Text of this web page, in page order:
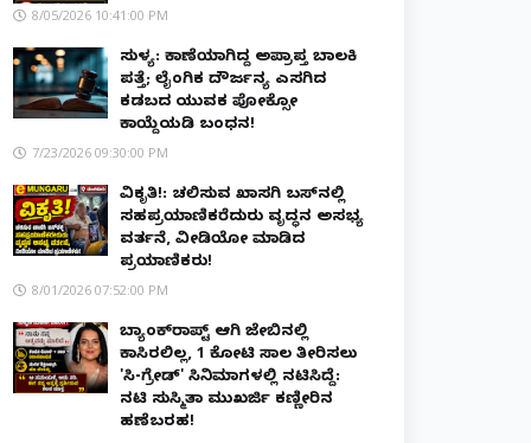
8/05/2026 10:41:00 PM
ಸುಳ್ಯ: ಕಾಣೆಯಾಗಿದ್ದ ಅಪ್ರಾಪ್ತ ಬಾಲಕಿ
ಪತ್ತೆ; ಲೈಂಗಿಕ ದೌರ್ಜನ್ಯ ಎಸಗಿದ
ಕಡಬದ ಯುವಕ ಪೋಕ್ಸೋ
ಕಾಯ್ದೆಯಡಿ ಬಂಧನ!
7/23/2026 09:30:00 PM
ವಿಕೃತಿ!: ಚಲಿಸುವ ಖಾಸಗಿ ಬಸ್‌ನಲ್ಲಿ
ಸಹಪ್ರಯಾಣಿಕರೆದುರು ವೃದ್ಧನ ಅಸಭ್ಯ
ವರ್ತನೆ, ವೀಡಿಯೋ ಮಾಡಿದ
ಪ್ರಯಾಣಿಕರು!
8/01/2026 07:52:00 PM
ಬ್ಯಾಂಕ್‌ರಾಪ್ಟ್‌ ಆಗಿ ಜೇಬಿನಲ್ಲಿ
ಕಾಸಿರಲಿಲ್ಲ, ₹1 ಕೋಟಿ ಸಾಲ ತೀರಿಸಲು
'ಸಿ-ಗ್ರೇಡ್' ಸಿನಿಮಾಗಳಲ್ಲಿ ನಟಿಸಿದ್ದೆ:
ನಟಿ ಸುಸ್ಮಿತಾ ಮುಖರ್ಜಿ ಕಣ್ಣೀರಿನ
ಹಣೆಬರಹ!